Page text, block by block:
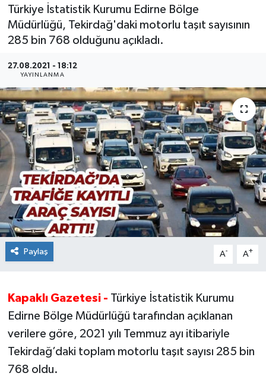
Türkiye İstatistik Kurumu Edirne Bölge
Müdürlüğü, Tekirdağ'daki motorlu taşıt sayısının
285 bin 768 olduğunu açıkladı.
27.08.2021 - 18:12
YAYINLANMA
Paylaş A- A+
Kapaklı Gazetesi - Türkiye İstatistik Kurumu
Edirne Bölge Müdürlüğü tarafından açıklanan
verilere göre, 2021 yılı Temmuz ayı itibariyle
Tekirdağ’daki toplam motorlu taşıt sayısı 285 bin
768 oldu.
Siyaset
Ekonomi
Sağlık
Teknoloji
Yaşam
Tüm Manşetler